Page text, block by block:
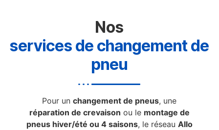
Nos
services de changement de
pneu
Pour unchangement de pneus, une
réparation de crevaison ou le montage de
pneus hiver/été ou 4 saisons, le réseau Allo